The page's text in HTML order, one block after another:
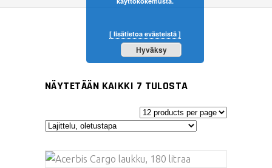
NÄYTETÄÄN KAIKKI 7 TULOSTA
[ lisätietoa evästeistä ]
Hyväksy